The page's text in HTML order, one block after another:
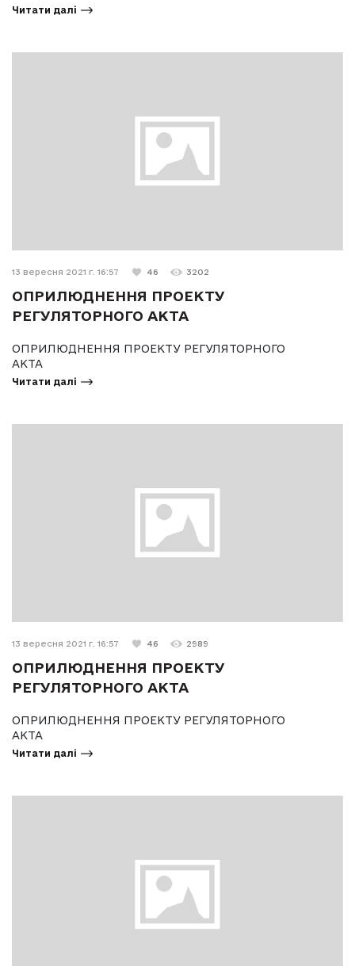
Читати далі
13 вересня 2021 г. 16:57 46 3202
ОПРИЛЮДНЕННЯ ПРОЕКТУ
РЕГУЛЯТОРНОГО АКТА
ОПРИЛЮДНЕННЯ ПРОЕКТУ РЕГУЛЯТОРНОГО
АКТА
Читати далі
13 вересня 2021 г. 16:57 46 2989
ОПРИЛЮДНЕННЯ ПРОЕКТУ
РЕГУЛЯТОРНОГО АКТА
ОПРИЛЮДНЕННЯ ПРОЕКТУ РЕГУЛЯТОРНОГО
АКТА
Читати далі